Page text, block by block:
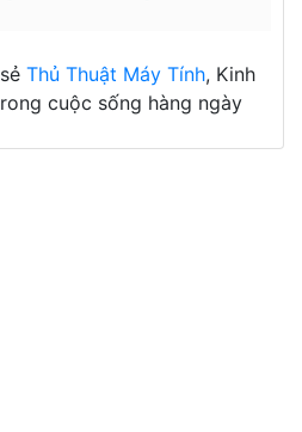
Thủ Thuật Máy Tính, Kinh
cuộc sống hàng ngày